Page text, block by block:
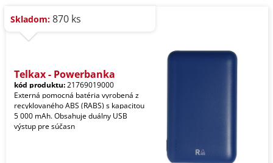
Skladom: 870 ks
Telkax - Powerbanka
kód produktu:21769019000
Externá pomocná batéria vyrobená z
recyklovaného ABS (RABS) s kapacitou
5 000 mAh. Obsahuje duálny USB
výstup pre súčasn